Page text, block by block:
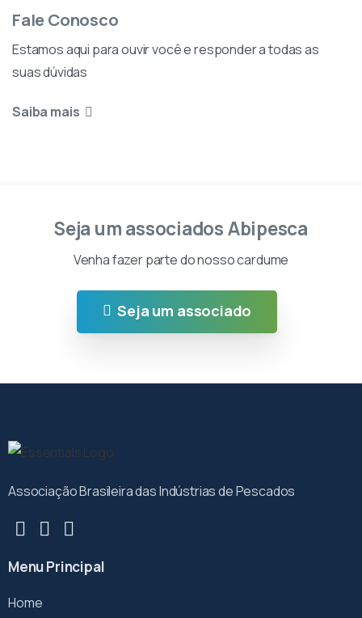
Fale Conosco
Estamos aqui para ouvir você e responder a todas as
suas dúvidas
Saiba mais
Seja um associados Abipesca
Venha fazer parte do nosso cardume
Seja um associado
Associação Brasileira das Indústrias de Pescados
Menu Principal
Home